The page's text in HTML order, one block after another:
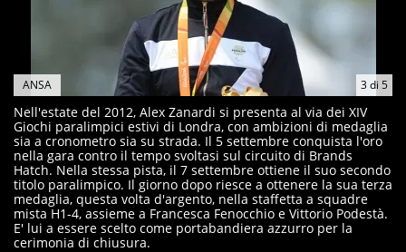
3di 5
ANSA
Nell'estate del 2012, Alex Zanardi si presenta al via dei XIV
Giochi paralimpici estivi di Londra, con ambizioni di medaglia
sia a cronometro sia su strada. Il 5 settembre conquista l'oro
nella gara contro il tempo svoltasi sul circuito di Brands
Hatch. Nella stessa pista, il 7 settembre ottiene il suo secondo
titolo paralimpico. Il giorno dopo riesce a ottenere la sua terza
medaglia, questa volta d'argento, nella staffetta a squadre
mista H1-4, assieme a Francesca Fenocchio e Vittorio Podestà.
E' lui a essere scelto come portabandiera azzurro per la
cerimonia di chiusura.